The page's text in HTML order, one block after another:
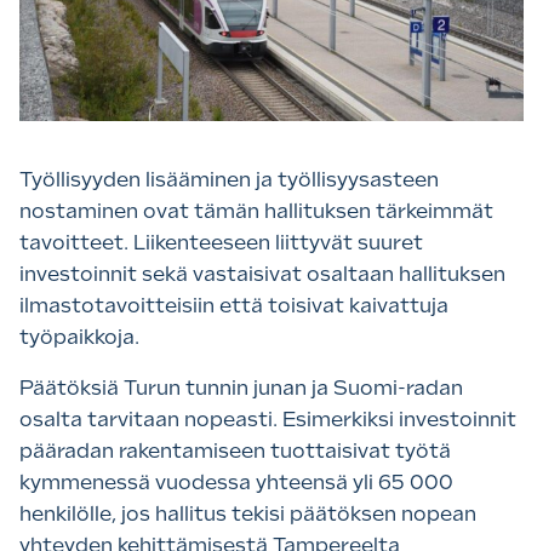
Työllisyyden lisääminen ja työllisyysasteen
nostaminen ovat tämän hallituksen tärkeimmät
tavoitteet. Liikenteeseen liittyvät suuret
investoinnit sekä vastaisivat osaltaan hallituksen
ilmastotavoitteisiin että toisivat kaivattuja
työpaikkoja.
Päätöksiä Turun tunnin junan ja Suomi-radan
osalta tarvitaan nopeasti. Esimerkiksi investoinnit
pääradan rakentamiseen tuottaisivat työtä
kymmenessä vuodessa yhteensä yli 65 000
henkilölle, jos hallitus tekisi päätöksen nopean
yhteyden kehittämisestä Tampereelta